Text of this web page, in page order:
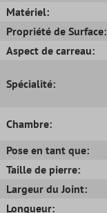
Matériel:
Propriété de Surface:
Aspect de carreau:
Spécialité:
Chambre:
Pose en tant que:
Taille de pierre:
Largeur du Joint:
Longueur: